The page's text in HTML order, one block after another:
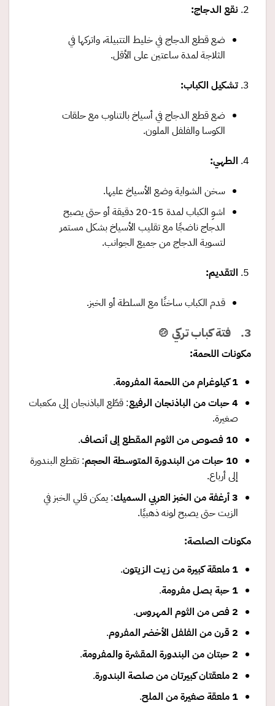
نقع الدجاج:
ضع قطع الدجاج في خليط التتبيلة، واتركها في
الثلاجة لمدة ساعتين على الأقل.
تشكيل الكباب:
ضع قطع الدجاج في أسياخ بالتناوب مع حلقات
الكوسا والفلفل الملون.
الطهي:
سخن الشواية وضع الأسياخ عليها.
اشوِ الكباب لمدة 15-20 دقيقة أو حتى يصبح
الدجاج ناضجًا مع تقليب الأسياخ بشكل مستمر
لتسوية الدجاج من جميع الجوانب.
التقديم:
قدم الكباب ساخنًا مع السلطة أو الخبز.
3. فتة كباب تركي 🍲
مكونات اللحمة:
1كيلوغرام من اللحمة المفرومة.
4حبات من الباذنجان الرفيع: قطّع الباذنجان إلى مكعبات
صغيرة.
10 فصوص من الثوم المقطع إلى أنصاف.
10 حبات من البندورة المتوسطة الحجم: تقطع البندورة
إلى أرباع.
3أرغفة من الخبز العربي السميك: يمكن قلي الخبز في
الزيت حتى يصبح لونه ذهبيًا.
مكونات الصلصة:
1 ملعقة كبيرة من زيت الزيتون.
1 حبة بصل مفرومة.
2 فص من الثوم المهروس.
2 قرن من الفلفل الأخضر المفروم.
2 حبتان من البندورة المقشرة والمفرومة.
2 ملعقتان كبيرتان من صلصة البندورة.
1 ملعقة صغيرة من الملح.